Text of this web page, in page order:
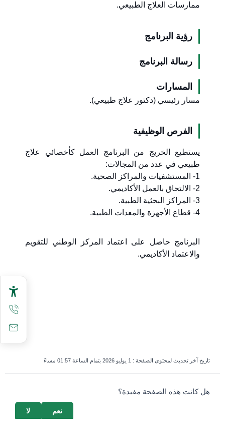
ممارسات العلاج الطبيعي.
رؤية البرنامج
رسالة البرنامج
المسارات
مسار رئيسي (دكتور علاج طبيعي).
الفرص الوظيفية
يستطيع الخريج من البرنامج العمل كأخصائي علاج
طبيعي في عدد من المجالات:
1- المستشفيات والمراكز الصحية.
2- الالتحاق بالعمل الأكاديمي.
3- المراكز البحثية الطبية.
4- قطاع الأجهزة والمعدات الطبية.
البرنامج حاصل على اعتماد المركز الوطني للتقويم
والاعتماد الأكاديمي.
تاريخ آخر تحديث لمحتوى الصفحة : 1 يوليو 2026 بتمام الساعة 01:57 مساءً
survey_v2
هل كانت هذه الصفحة مفيدة؟
لا نعم